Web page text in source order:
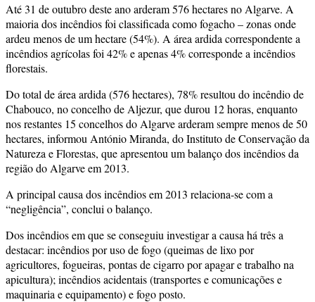
Até 31 de outubro deste ano arderam 576 hectares no Algarve. A
maioria dos incêndios foi classificada como fogacho – zonas onde
ardeu menos de um hectare (54%). A área ardida correspondente a
incêndios agrícolas foi 42% e apenas 4% corresponde a incêndios
florestais.
Do total de área ardida (576 hectares), 78% resultou do incêndio de
Chabouco, no concelho de Aljezur, que durou 12 horas, enquanto
nos restantes 15 concelhos do Algarve arderam sempre menos de 50
hectares, informou António Miranda, do Instituto de Conservação da
Natureza e Florestas, que apresentou um balanço dos incêndios da
região do Algarve em 2013.
A principal causa dos incêndios em 2013 relaciona-se com a
“negligência”, conclui o balanço.
Dos incêndios em que se conseguiu investigar a causa há três a
destacar: incêndios por uso de fogo (queimas de lixo por
agricultores, fogueiras, pontas de cigarro por apagar e trabalho na
apicultura); incêndios acidentais (transportes e comunicações e
maquinaria e equipamento) e fogo posto.